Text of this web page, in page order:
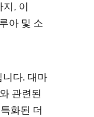
, 이
아 및 소
다. 대마
관련된
화된 더